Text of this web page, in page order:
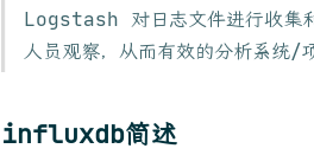
Logstash 对日志文件进行收集
人员观察，从而有效的分析系统/
influxdb简述